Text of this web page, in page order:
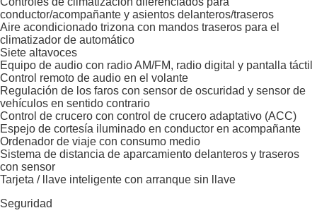
conductor/acompañante y asientos delanteros/traseros
Aire acondicionado trizona con mandos traseros para el
climatizador de automático
Siete altavoces
Equipo de audio con radio AM/FM, radio digital y pantalla táctil
Control remoto de audio en el volante
Regulación de los faros con sensor de oscuridad y sensor de
vehículos en sentido contrario
Control de crucero con control de crucero adaptativo (ACC)
Espejo de cortesía iluminado en conductor en acompañante
Ordenador de viaje con consumo medio
Sistema de distancia de aparcamiento delanteros y traseros
con sensor
Tarjeta / llave inteligente con arranque sin llave
Seguridad